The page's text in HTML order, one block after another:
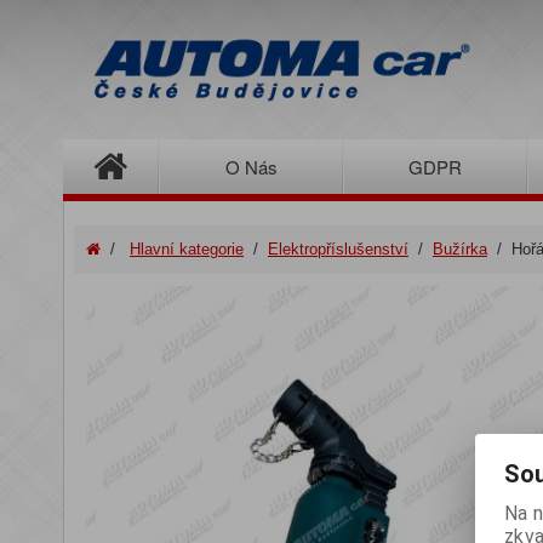
O Nás GDPR
/ Hlavní kategorie / Elektropříslušenství / Bužírka/
Na